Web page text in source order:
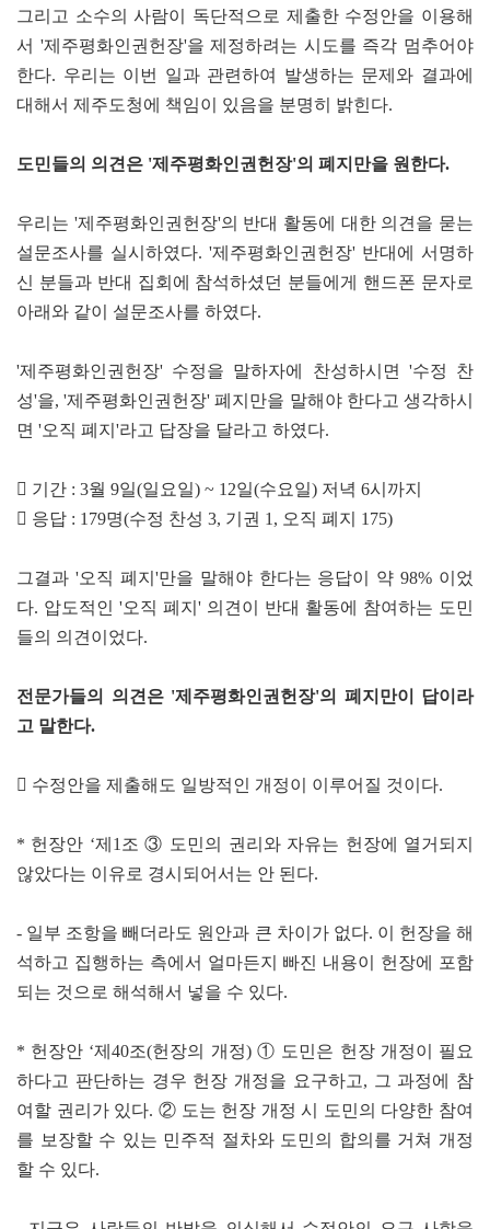
그리고 소수의 사람이 독단적으로 제출한 수정안을 이용해
서 '제주평화인권헌장'을 제정하려는 시도를 즉각 멈추어야
한다. 우리는 이번 일과 관련하여 발생하는 문제와 결과에
대해서 제주도청에 책임이 있음을 분명히 밝힌다.
도민들의 의견은 '제주평화인권헌장'의 폐지만을 원한다.
우리는 '제주평화인권헌장'의 반대 활동에 대한 의견을 묻는
설문조사를 실시하였다. '제주평화인권헌장' 반대에 서명하
신 분들과 반대 집회에 참석하셨던 분들에게 핸드폰 문자로
아래와 같이 설문조사를 하였다.
'제주평화인권헌장' 수정을 말하자에 찬성하시면 '수정 찬
성'을, '제주평화인권헌장' 폐지만을 말해야 한다고 생각하시
면 '오직 폐지'라고 답장을 달라고 하였다.
 기간 : 3월 9일(일요일) ~ 12일(수요일) 저녁 6시까지
 응답 : 179명(수정 찬성 3, 기권 1, 오직 폐지 175)
그결과 '오직 폐지'만을 말해야 한다는 응답이 약 98% 이었
다. 압도적인 '오직 폐지' 의견이 반대 활동에 참여하는 도민
들의 의견이었다.
전문가들의 의견은 '제주평화인권헌장'의 폐지만이 답이라
고 말한다.
 수정안을 제출해도 일방적인 개정이 이루어질 것이다.
* 헌장안 ‘제1조 ③ 도민의 권리와 자유는 헌장에 열거되지
않았다는 이유로 경시되어서는 안 된다.
- 일부 조항을 빼더라도 원안과 큰 차이가 없다. 이 헌장을 해
석하고 집행하는 측에서 얼마든지 빠진 내용이 헌장에 포함
되는 것으로 해석해서 넣을 수 있다.
* 헌장안 ‘제40조(헌장의 개정) ① 도민은 헌장 개정이 필요
하다고 판단하는 경우 헌장 개정을 요구하고, 그 과정에 참
여할 권리가 있다. ② 도는 헌장 개정 시 도민의 다양한 참여
를 보장할 수 있는 민주적 절차와 도민의 합의를 거쳐 개정
할 수 있다.